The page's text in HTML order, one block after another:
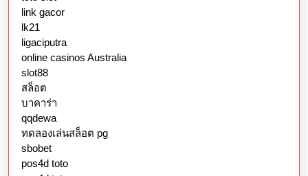
link gacor
lk21
ligaciputra
online casinos Australia
slot88
สล็อต
บาคาร่า
qqdewa
ทดลองเล่นสล็อต pg
sbobet
pos4d toto